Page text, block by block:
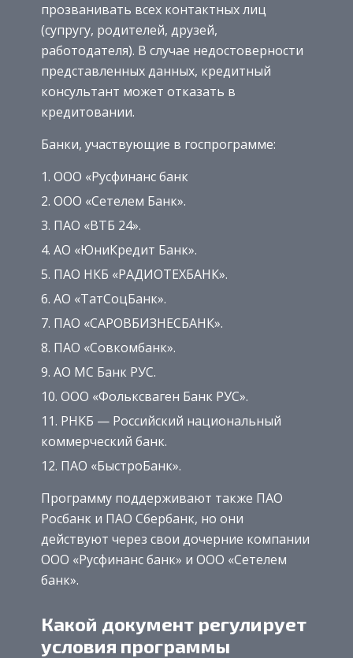
прозванивать всех контактных лиц
(супругу, родителей, друзей,
работодателя). В случае недостоверности
представленных данных, кредитный
консультант может отказать в
кредитовании.
Банки, участвующие в госпрограмме:
ООО «Русфинанс банк
ООО «Сетелем Банк».
ПАО «ВТБ 24».
АО «ЮниКредит Банк».
ПАО НКБ «РАДИОТЕХБАНК».
АО «ТатСоцБанк».
ПАО «САРОВБИЗНЕСБАНК».
ПАО «Совкомбанк».
АО МС Банк РУС.
ООО «Фольксваген Банк РУС».
РНКБ — Российский национальный
коммерческий банк.
ПАО «БыстроБанк».
Программу поддерживают также ПАО
Росбанк и ПАО Сбербанк, но они
действуют через свои дочерние компании
ООО «Русфинанс банк» и ООО «Сетелем
банк».
Какой документ регулирует
условия программы